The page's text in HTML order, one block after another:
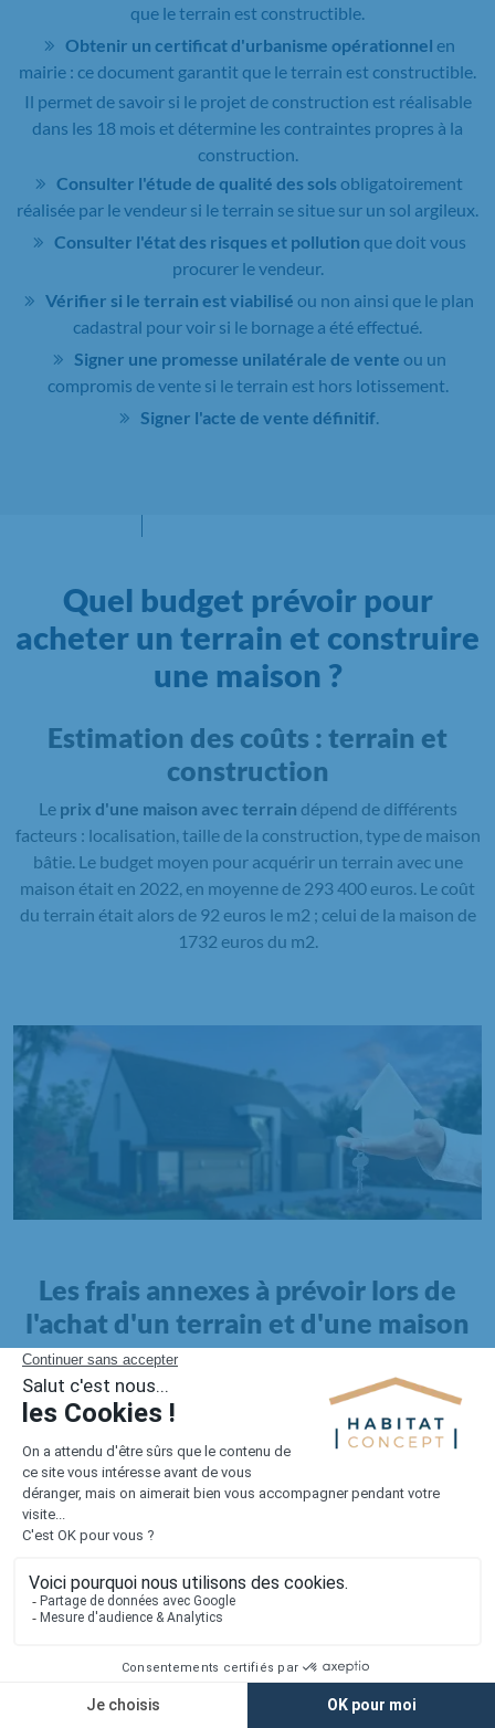
que le terrain est constructible.
Obtenir un certificat d'urbanisme opérationnel en
mairie : ce document garantit que le terrain est constructible.
Il permet de savoir si le projet de construction est réalisable
dans les 18 mois et détermine les contraintes propres à la
construction.
Consulter l'étude de qualité des sols obligatoirement
réalisée par le vendeur si le terrain se situe sur un sol argileux.
Consulter l'état des risques et pollution que doit vous
procurer le vendeur.
Vérifier si le terrain est viabilisé ou non ainsi que le plan
cadastral pour voir si le bornage a été effectué.
Signer une promesse unilatérale de vente ou un
compromis de vente si le terrain est hors lotissement.
Signer l'acte de vente définitif
Quel budget prévoir pour
acheter un terrain et construire
une maison ?
Estimation des coûts : terrain et
construction
Le prix d'une maison avec terrain dépend de différents
facteurs : localisation, taille de la construction, type de maison
bâtie. Le budget moyen pour acquérir un terrain avec une
maison était en 2022, en moyenne de 293 400 euros. Le coût
du terrain était alors de 92 euros le m2 ; celui de la maison de
1732 euros du m2.
Les frais annexes à prévoir lors de
l'achat d'un terrain et d'une maison
Il faut également intégrer à votre budget, les
pour la maison. Outre l'achat du terrain et la construction, il
faut prendre en compte la viabilisation si elle n'est pas
proposée par le constructeur. Les frais de raccordements et les
taxes éventuelles coûtent entre 5 000 et 15 000 euros selon la
localisation du terrain et son accès.
Quant auxfrais de notaire
Lorsque vous vous tournez vers une maison existante, il sera
nécessaire de faire des travaux de rénovation. Ceux-ci sont
souvent coûteux et doivent être ajoutés au prix de l'achat